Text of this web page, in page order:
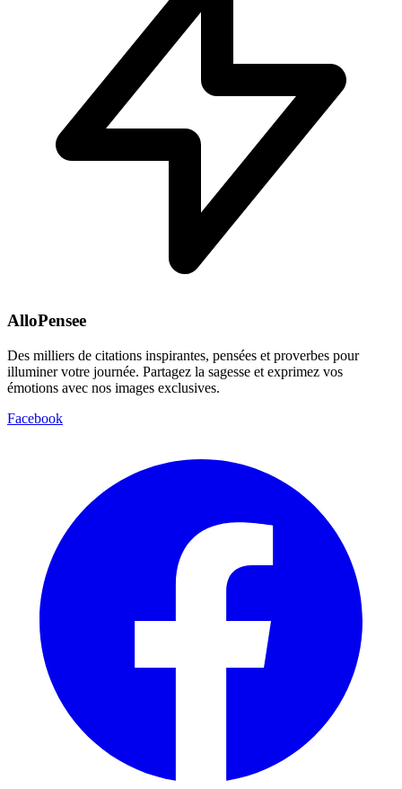
AlloPensee
Des milliers de citations inspirantes, pensées et proverbes pour
illuminer votre journée. Partagez la sagesse et exprimez vos
émotions avec nos images exclusives.
Facebook